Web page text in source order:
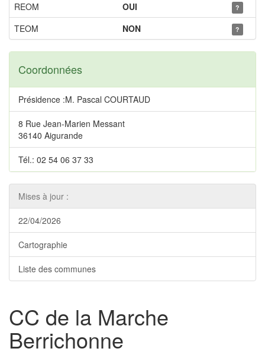
REOM
OUI ?
TEOM NON ?
Coordonnées
Présidence :M. Pascal COURTAUD
8 Rue Jean-Marien Messant
36140 Aigurande
Tél.: 02 54 06 37 33
Mises à jour :
22/04/2026
Cartographie
Liste des communes
CC de la Marche
Berrichonne